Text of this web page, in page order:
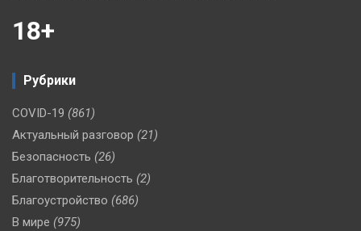
18+
Рубрики
COVID-19 (861)
Актуальный разговор (21)
Безопасность (26)
Благотворительность (2)
Благоустройство (686)
В мире (975)